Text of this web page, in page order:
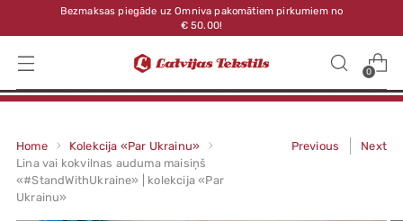
Bezmaksas piegāde uz Omniva pakomātiem pirkumiem no
€ 50.00!
0
Home
Kolekcija «Par Ukrainu»
Lina vai kokvilnas auduma maisiņš
«#StandWithUkraine» | kolekcija «Par
Ukrainu»
Previous Next